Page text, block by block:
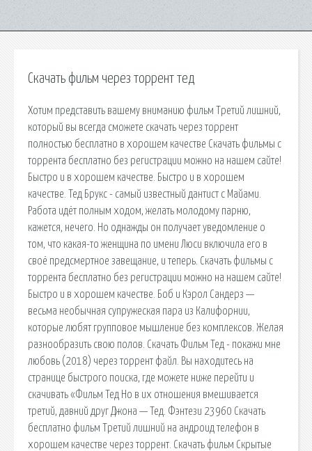
Скачать фильм через торрент тед
Хотим представить вашему вниманию фильм Третий лишний,
который вы всегда сможете скачать через торрент
полностью бесплатно в хорошем качестве Скачать фильмы с
торрента бесплатно без регистрации можно на нашем сайте!
Быстро и в хорошем качестве. Быстро и в хорошем
качестве. Тед Брукс - самый известный дантист с Майами.
Работа идёт полным ходом, желать молодому парню,
кажется, нечего. Но однажды он получает уведомление о
том, что какая-то женщина по имени Люси включила его в
своё предсмертное завещание, и теперь. Скачать фильмы с
торрента бесплатно без регистрации можно на нашем сайте!
Быстро и в хорошем качестве. Боб и Кэрол Сандерз —
весьма необычная супружеская пара из Калифорнии,
которые любят групповое мышление без комплексов. Желая
разнообразить свою полов. Скачать Фильм Тед - покажи мне
любовь (2018) через торрент файл. Вы находитесь на
странице быстрого поиска, где можете ниже перейти и
скачивать «Фильм Тед Но в их отношения вмешивается
третий, давний друг Джона — Тед. Фэнтези 23960 Скачать
бесплатно фильм Третий лишний на андроид телефон в
хорошем качестве через торрент. Скачать фильм Скрытые